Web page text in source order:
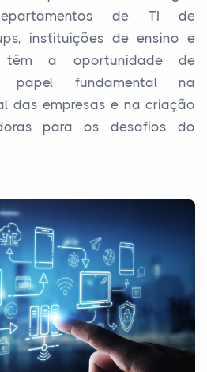
de TI de
instituições de ensino e
têm a oportunidade de
papel fundamental na
das empresas e na criação
para os desafios do